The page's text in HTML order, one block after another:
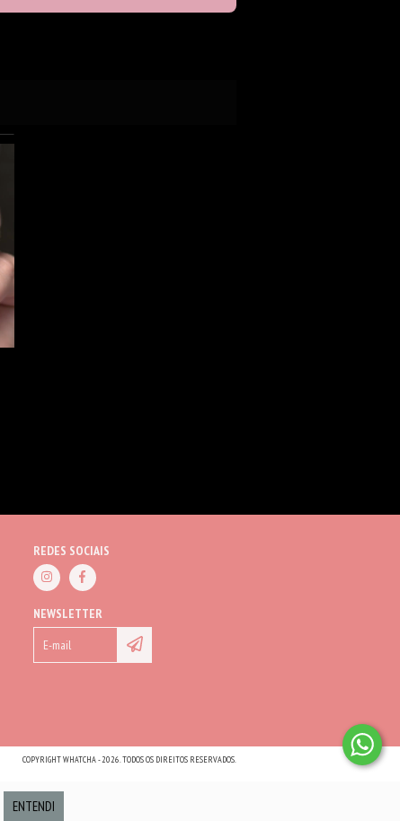
ENTENDI
REDES SOCIAIS
NEWSLETTER
COPYRIGHT WHATCHA - 2026. TODOS OS DIREITOS RESERVADOS.